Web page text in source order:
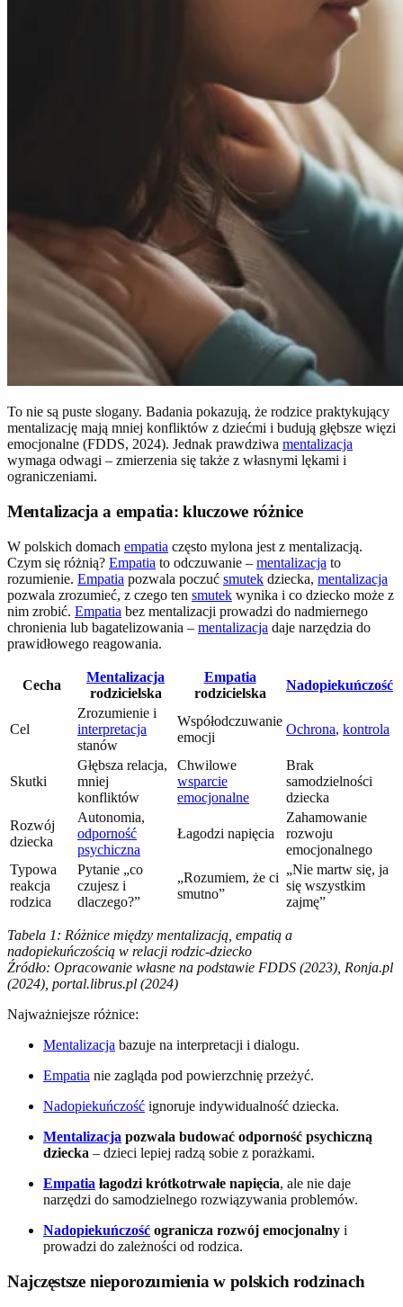
To nie są puste slogany. Badania pokazują, że rodzice praktykujący
mentalizację mają mniej konfliktów z dziećmi i budują głębsze więzi
emocjonalne (FDDS, 2024). Jednak prawdziwa mentalizacja
wymaga odwagi – zmierzenia się także z własnymi lękami i
ograniczeniami.
Mentalizacja a empatia: kluczowe różnice
W polskich domach empatia często mylona jest z mentalizacją.
Czym się różnią? Empatia to odczuwanie – mentalizacja to
rozumienie. Empatia pozwala poczuć smutek dziecka, mentalizacja
pozwala zrozumieć, z czego ten smutek wynika i co dziecko może z
nim zrobić. Empatia bez mentalizacji prowadzi do nadmiernego
chronienia lub bagatelizowania – mentalizacja daje narzędzia do
prawidłowego reagowania.
Cecha
Mentalizacja
rodzicielska
Empatia
rodzicielska
Nadopiekuńczość
Cel
Zrozumienie i
interpretacja
stanów
Współodczuwanie
emocji
Ochrona, kontrola
Skutki
Głębsza relacja,
mniej
konfliktów
Chwilowe
wsparcie
emocjonalne
Brak
samodzielności
dziecka
Rozwój
dziecka
Autonomia,
odporność
psychiczna
Łagodzi napięcia
Zahamowanie
rozwoju
emocjonalnego
Typowa
reakcja
rodzica
Pytanie „co
czujesz i
dlaczego?”
„Rozumiem, że ci
smutno”
„Nie martw się, ja
się wszystkim
zajmę”
Tabela 1: Różnice między mentalizacją, empatią a
nadopiekuńczością w relacji rodzic-dziecko
Źródło: Opracowanie własne na podstawie FDDS (2023), Ronja.pl
(2024), portal.librus.pl (2024)
Najważniejsze różnice:
Mentalizacja bazuje na interpretacji i dialogu.
Empatia nie zagląda pod powierzchnię przeżyć.
Nadopiekuńczość ignoruje indywidualność dziecka.
Mentalizacja pozwala budować odporność psychiczną
dziecka – dzieci lepiej radzą sobie z porażkami.
Empatia łagodzi krótkotrwałe napięcia, ale nie daje
narzędzi do samodzielnego rozwiązywania problemów.
Nadopiekuńczość ogranicza rozwój emocjonalny i
prowadzi do zależności od rodzica.
Najczęstsze nieporozumienia w polskich rodzinach